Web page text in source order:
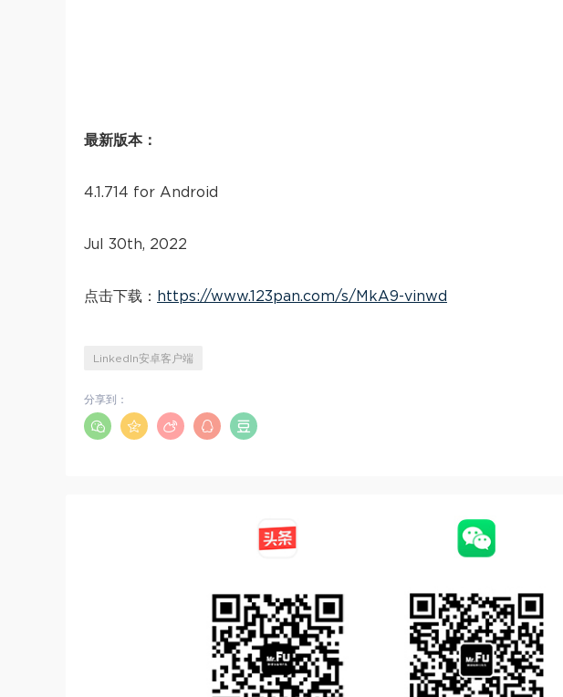
最新版本：
4.1.714 for Android
Jul 30th, 2022
点击下载： https://www.123pan.com/s/MkA9-vinwd
LinkedIn安卓客户端
分享到：